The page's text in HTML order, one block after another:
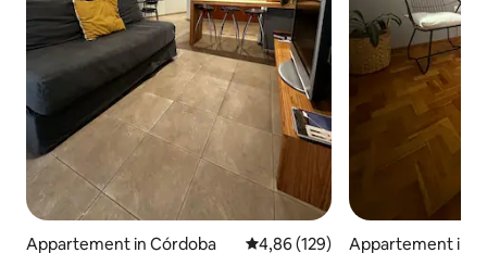
Appartement in Córdoba Gemiddelde beoordeling van
4,86 (129)
Appartement in